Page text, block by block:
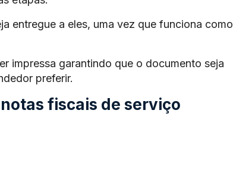
entregue a eles, uma vez que funciona como
impressa garantindo que o documento seja
preferir.
fiscais de serviço